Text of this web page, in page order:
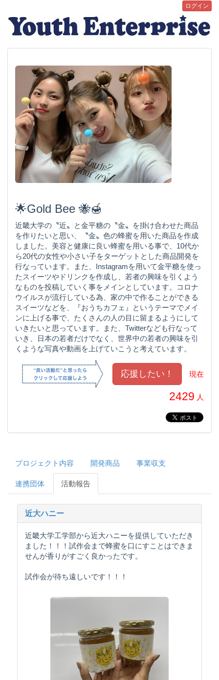
ログイン
🌟Gold Bee 🐝🍯
近畿大学の〝近〟と金平糖の〝金〟を掛け合わせた商品
を作りたいと思い、〝金〟色の蜂蜜を用いた商品を作成
しました。美容と健康に良い蜂蜜を用いる事で、10代か
ら20代の女性や小さい子をターゲットとした商品開発を
行なっています。また、Instagramを用いて金平糖を使っ
たスイーツやドリンクを作成し、若者の興味を引くよう
なものを投稿していく事をメインとしています。コロナ
ウイルスが流行している為、家の中で作ることができる
スイーツなどを、『おうちカフェ』というテーマでメイ
ンに上げる事で、たくさんの人の目に留まるようにして
いきたいと思っています。また、Twitterなども行なって
いき、日本の若者だけでなく、世界中の若者の興味を引
くような写真や動画を上げていこうと考えています。
現在
2429 人
プロジェクト内容 開発商品 事業収支
連携団体 活動報告
近大ハニー
近畿大学工学部から近大ハニーを提供していただき
ました！！！試作会まで蜂蜜を口にすことはできま
せんが香りがすごく良かったです。
試作会が待ち遠しいです！！！